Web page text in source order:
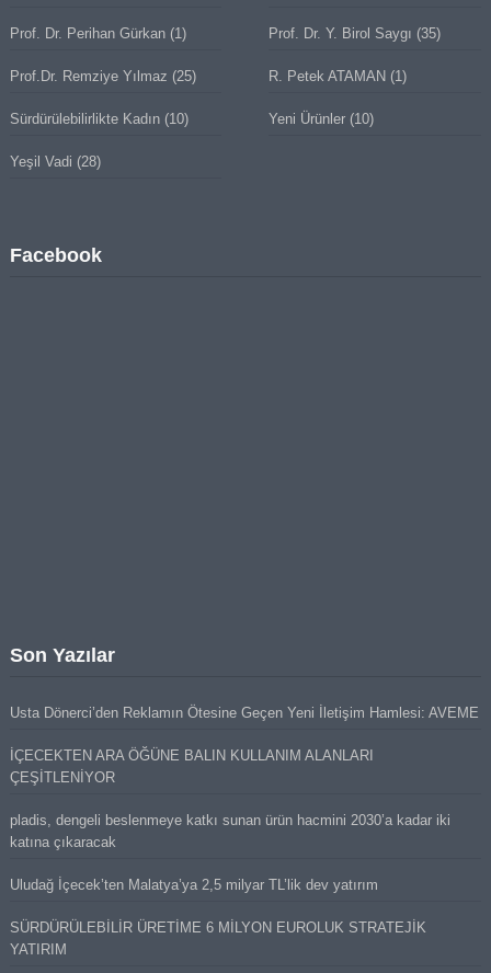
Prof. Dr. Perihan Gürkan(1) Prof. Dr. Y. Birol Saygı (35)
Prof.Dr. Remziye Yılmaz (25) R. Petek ATAMAN (1)
Sürdürülebilirlikte Kadın(10) Yeni Ürünler (10)
Yeşil Vadi (28)
Facebook
Son Yazılar
Usta Dönerci’den Reklamın Ötesine Geçen Yeni İletişim Hamlesi: AVEME
İÇECEKTEN ARA ÖĞÜNE BALIN KULLANIM ALANLARI
ÇEŞİTLENİYOR
pladis, dengeli beslenmeye katkı sunan ürün hacmini 2030’a kadar iki
katına çıkaracak
Uludağ İçecek’ten Malatya’ya 2,5 milyar TL’lik dev yatırım
SÜRDÜRÜLEBİLİR ÜRETİME 6 MİLYON EUROLUK STRATEJİK
YATIRIM